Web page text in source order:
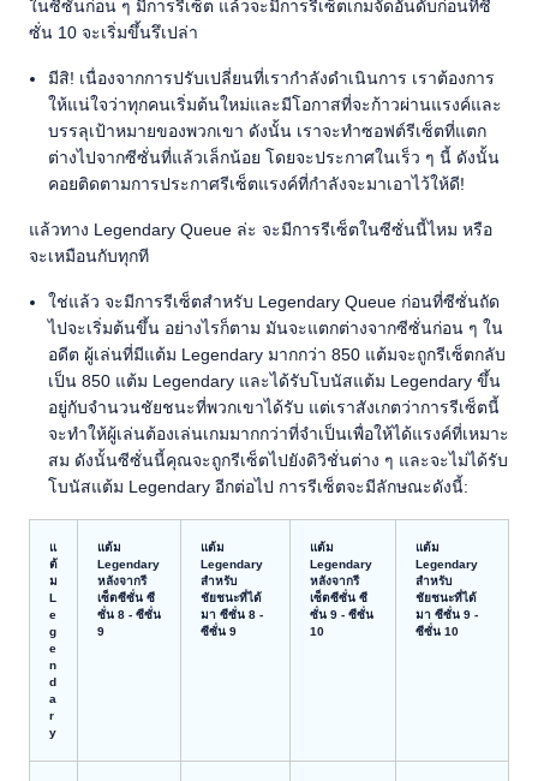
ในซีซั่นก่อน ๆ มีการรีเซ็ต แล้วจะมีการรีเซ็ตเกมจัดอันดับก่อนที่ซี
ซั่น 10 จะเริ่มขึ้นรึเปล่า
มีสิ! เนื่องจากการปรับเปลี่ยนที่เรากำลังดำเนินการ เราต้องการ
ให้แน่ใจว่าทุกคนเริ่มต้นใหม่และมีโอกาสที่จะก้าวผ่านแรงค์และ
บรรลุเป้าหมายของพวกเขา ดังนั้น เราจะทำซอฟต์รีเซ็ตที่แตก
ต่างไปจากซีซั่นที่แล้วเล็กน้อย โดยจะประกาศในเร็ว ๆ นี้ ดังนั้น
คอยติดตามการประกาศรีเซ็ตแรงค์ที่กำลังจะมาเอาไว้ให้ดี!
แล้วทาง Legendary Queue ล่ะ จะมีการรีเซ็ตในซีซั่นนี้ไหม หรือ
จะเหมือนกับทุกที
ใช่แล้ว จะมีการรีเซ็ตสำหรับ Legendary Queue ก่อนที่ซีซั่นถัด
ไปจะเริ่มต้นขึ้น อย่างไรก็ตาม มันจะแตกต่างจากซีซั่นก่อน ๆ ใน
อดีต ผู้เล่นที่มีแต้ม Legendary มากกว่า 850 แต้มจะถูกรีเซ็ตกลับ
เป็น 850 แต้ม Legendary และได้รับโบนัสแต้ม Legendary ขึ้น
อยู่กับจำนวนชัยชนะที่พวกเขาได้รับ แต่เราสังเกตว่าการรีเซ็ตนี้
จะทำให้ผู้เล่นต้องเล่นเกมมากกว่าที่จำเป็นเพื่อให้ได้แรงค์ที่เหมาะ
สม ดังนั้นซีซั่นนี้คุณจะถูกรีเซ็ตไปยังดิวิชั่นต่าง ๆ และจะไม่ได้รับ
โบนัสแต้ม Legendary อีกต่อไป การรีเซ็ตจะมีลักษณะดังนี้:
แ
ต้
ม
L
e
g
e
n
d
a
r
y
แต้ม
Legendary
หลังจากรี
เซ็ตซีซั่น ซี
ซั่น 8 - ซีซั่น
9
แต้ม
Legendary
สำหรับ
ชัยชนะที่ได้
มา ซีซั่น 8 -
ซีซั่น 9
แต้ม
Legendary
หลังจากรี
เซ็ตซีซั่น ซี
ซั่น 9 - ซีซั่น
10
แต้ม
Legendary
สำหรับ
ชัยชนะที่ได้
มา ซีซั่น 9 -
ซีซั่น 10